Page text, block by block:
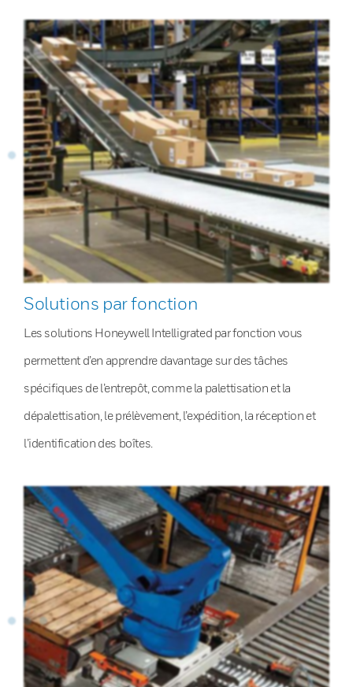
Solutions par fonction
Les solutions Honeywell Intelligrated par fonction vous
permettent d’en apprendre davantage sur des tâches
spécifiques de l’entrepôt, comme la palettisation et la
dépalettisation, le prélèvement, l’expédition, la réception et
l’identification des boîtes.